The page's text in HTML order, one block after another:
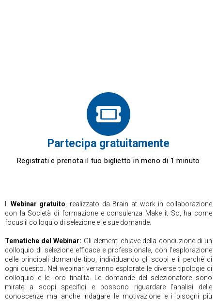
Partecipa gratuitamente
Registrati e prenota il tuo biglietto in meno di 1 minuto
Webinar gratuito, realizzato da Brain at work in collaborazione
con la Società di formazione e consulenza Make it So, ha come
focus il colloquio di selezione e le sue domande.
Tematiche del Webinar: Gli elementi chiave della conduzione di un
colloquio di selezione efficace e professionale, con l’esplorazione
delle principali domande tipo, individuando gli scopi e il perchè di
ogni quesito. Nel webinar verranno esplorate le diverse tipologie di
colloquio e le loro finalità. Le domande del selezionatore sono
mirate a scopi specifici e possono riguardare l’analisi delle
conoscenze ma anche indagare le motivazione e i bisogni più